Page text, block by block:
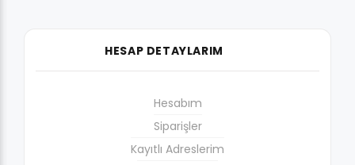
HESAP DETAYLARIM
Hesabım
Siparişler
Kayıtlı Adreslerim